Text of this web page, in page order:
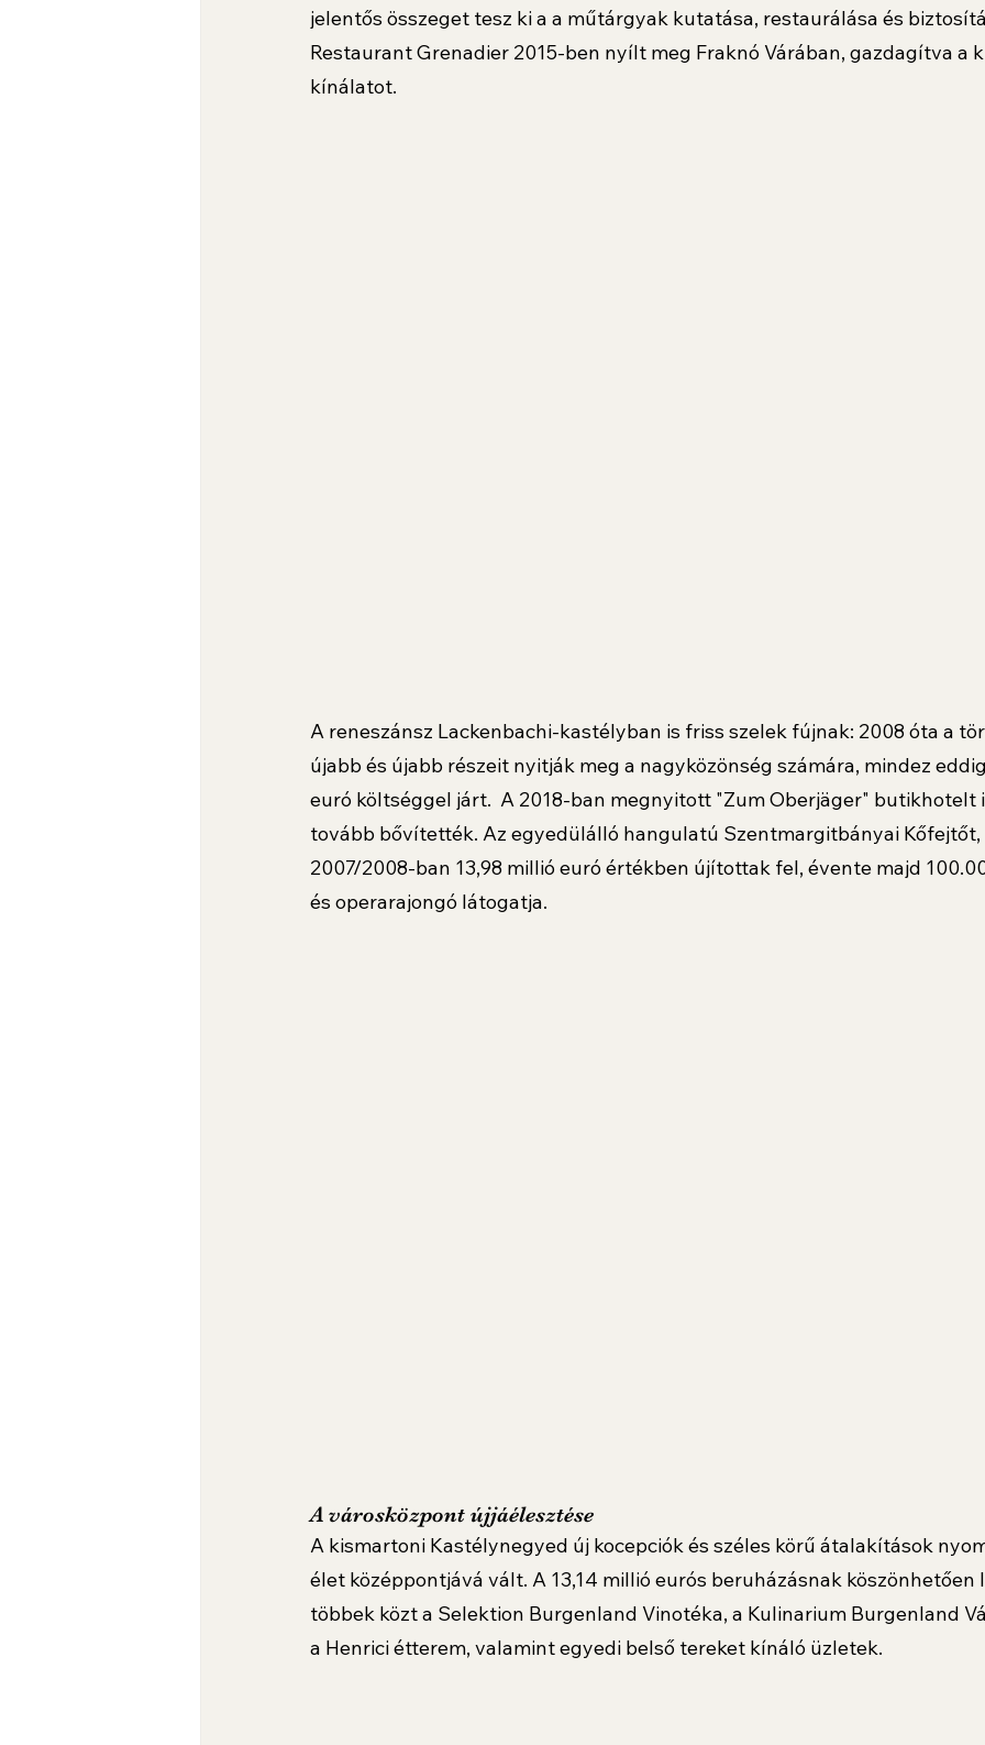
jelentős összeget tesz ki a a műtárgyak kutatása, restaurálása és
Restaurant Grenadier 2015-ben nyílt meg Fraknó Várában, gazdagítva a
kínálatot.
A reneszánsz Lackenbachi-kastélyban is friss szelek fújnak: 2008 óta a
újabb és újabb részeit nyitják meg a nagyközönség számára, mindez
euró költséggel járt.  A 2018-ban megnyitott "Zum Oberjäger" butikhotelt
tovább bővítették. Az egyedülálló hangulatú Szentmargitbányai
2007/2008-ban 13,98 millió euró értékben újítottak fel, évente majd
és operarajongó látogatja.
A városközpont újjáélesztése
A kismartoni Kastélynegyed új kocepciók és széles körű átalakítások
élet középpontjává vált. A 13,14 millió eurós beruházásnak
többek közt a Selektion Burgenland Vinotéka, a Kulinarium Burgenland
a Henrici étterem, valamint egyedi belső tereket kínáló üzletek.